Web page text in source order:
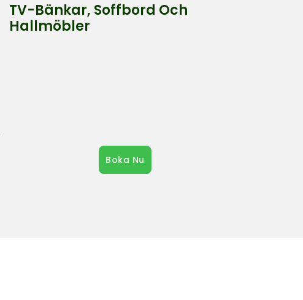
TV-Bänkar, Soffbord Och
Hallmöbler
Boka Nu